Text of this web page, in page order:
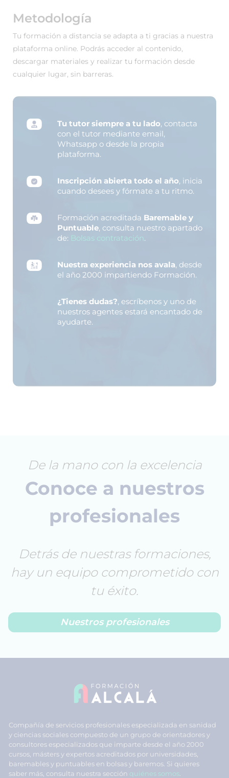
Metodología
Tu formación a distancia se adapta a ti gracias a nuestra
plataforma online. Podrás acceder al contenido,
descargar materiales y realizar tu formación desde
cualquier lugar, sin barreras.
Tu tutor siempre a tu lado, contacta
con el tutor mediante email,
Whatsapp o desde la propia
plataforma.
Inscripción abierta todo el año, inicia
cuando desees y fórmate a tu ritmo.
Formación acreditada Baremable y
Puntuable, consulta nuestro apartado
de: Bolsas contratación.
Nuestra experiencia nos avala, desde
el año 2000 impartiendo Formación.
¿Tienes dudas?, escríbenos y uno de
nuestros agentes estará encantado de
ayudarte.
De la mano con la excelencia
Conoce a nuestros
profesionales
Detrás de nuestras formaciones,
hay un equipo comprometido con
tu éxito.
Nuestros profesionales
Compañía de servicios profesionales especializada en sanidad
y ciencias sociales compuesto de un grupo de orientadores y
consultores especializados que imparte desde el año 2000
cursos, másters y expertos acreditados por universidades,
baremables y puntuables en bolsas y baremos. Si quieres
saber más, consulta nuestra sección quiénes somos